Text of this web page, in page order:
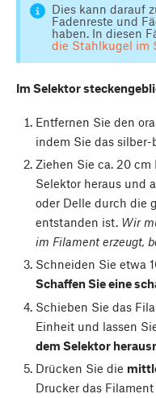
Dies kann darauf
Fadenreste und
haben. In diesen
die Stahlkugel im
Im Selektor
Entfernen Sie den
indem Sie das
Ziehen Sie ca. 20
Selektor heraus und
oder Delle durch die
entstanden ist. Wir
im Filament erzeugt,
Schneiden Sie etwa
Schaffen Sie eine
Schieben Sie das
Einheit und lassen
dem Selektor
Drücken Sie die
Drucker das